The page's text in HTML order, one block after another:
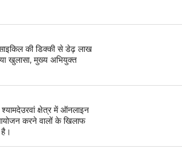
की डिक्की से डेढ़ लाख
खुलासा, मुख्य अभियुक्त
क्षेत्र में ऑनलाइन
करने वालों के खिलाफ